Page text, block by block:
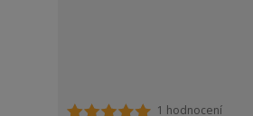
1 hodnocení